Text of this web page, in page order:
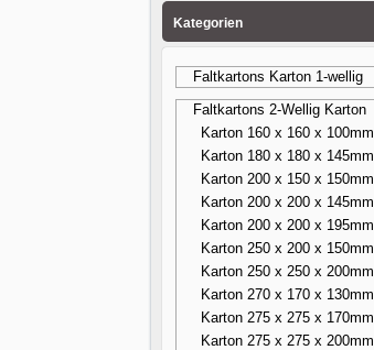
Kategorien
Faltkartons Karton 1-wellig
Faltkartons 2-Wellig Karton
Karton 160 x 160 x 100mm
Karton 180 x 180 x 145mm
Karton 200 x 150 x 150mm
Karton 200 x 200 x 145mm
Karton 200 x 200 x 195mm
Karton 250 x 200 x 150mm
Karton 250 x 250 x 200mm
Karton 270 x 170 x 130mm
Karton 275 x 275 x 170mm
Karton 275 x 275 x 200mm